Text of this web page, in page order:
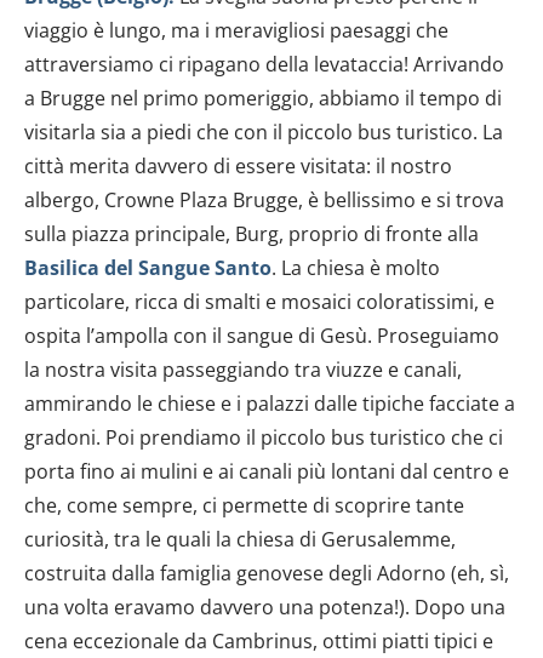
viaggio è lungo, ma i meravigliosi paesaggi che
attraversiamo ci ripagano della levataccia! Arrivando
a Brugge nel primo pomeriggio, abbiamo il tempo di
visitarla sia a piedi che con il piccolo bus turistico. La
città merita davvero di essere visitata: il nostro
albergo, Crowne Plaza Brugge, è bellissimo e si trova
sulla piazza principale, Burg, proprio di fronte alla
Basilica del Sangue Santo. La chiesa è molto
particolare, ricca di smalti e mosaici coloratissimi, e
ospita l’ampolla con il sangue di Gesù. Proseguiamo
la nostra visita passeggiando tra viuzze e canali,
ammirando le chiese e i palazzi dalle tipiche facciate a
gradoni. Poi prendiamo il piccolo bus turistico che ci
porta fino ai mulini e ai canali più lontani dal centro e
che, come sempre, ci permette di scoprire tante
curiosità, tra le quali la chiesa di Gerusalemme,
costruita dalla famiglia genovese degli Adorno (eh, sì,
una volta eravamo davvero una potenza!). Dopo una
cena eccezionale da Cambrinus, ottimi piatti tipici e